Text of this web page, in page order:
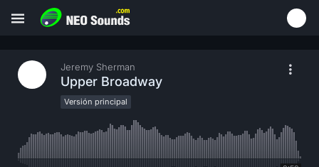
Jeremy Sherman
Upper Broadway
Versión principal